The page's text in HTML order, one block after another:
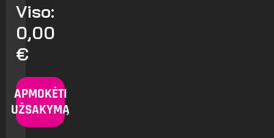
Viso:
0,00
€
APMOKĖTI
UŽSAKYMĄ